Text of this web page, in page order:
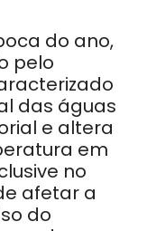
do ano,
pelo
das águas
e altera
em
no
afetar a
do